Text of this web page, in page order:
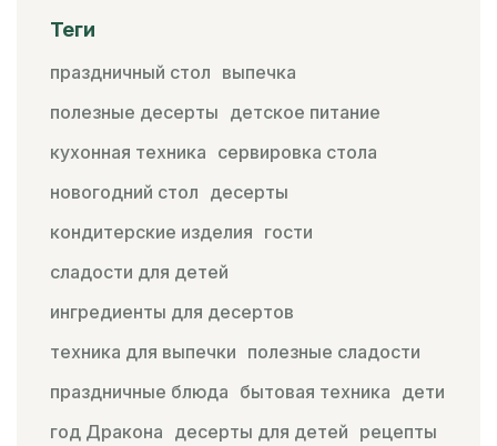
Теги
праздничный стол выпечка
полезные десерты детское питание
кухонная техника сервировка стола
новогодний стол десерты
кондитерские изделия гости
сладости для детей
ингредиенты для десертов
техника для выпечки полезные сладости
праздничные блюда бытовая техника дети
год Дракона десерты для детей рецепты